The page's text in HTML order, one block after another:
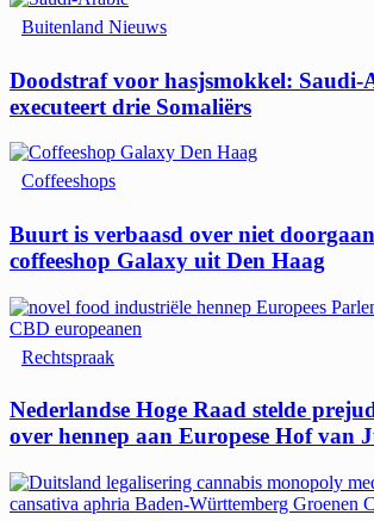
Buitenland Nieuws
Doodstraf voor hasjsmokkel: Saudi-
executeert drie Somaliërs
Coffeeshops
Buurt is verbaasd over niet
coffeeshop Galaxy uit Den Haag
Rechtspraak
Nederlandse Hoge Raad stelde
over hennep aan Europese Hof van